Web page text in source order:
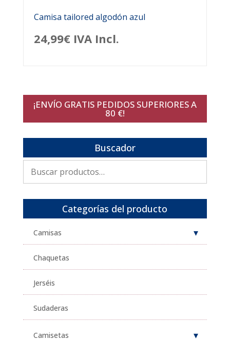
Camisa tailored algodón azul
24,99€ IVA Incl.
¡ENVÍO GRATIS PEDIDOS SUPERIORES A
80 €!
Buscador
por:
Categorías del producto
Camisas
Chaquetas
Jerséis
Sudaderas
Camisetas